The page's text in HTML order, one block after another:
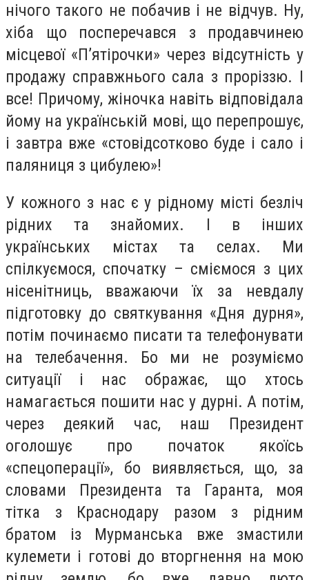
нічого такого не побачив і не відчув. Ну,
хіба що посперечався з продавчинею
місцевої «П’ятірочки» через відсутність у
продажу справжнього сала з проріззю. І
все! Причому, жіночка навіть відповідала
йому на українській мові, що перепрошує,
і завтра вже «стовідсотково буде і сало і
паляниця з цибулею»!
У кожного з нас є у рідному місті безліч
рідних та знайомих. І в інших
українських містах та селах. Ми
спілкуємося, спочатку – сміємося з цих
нісенітниць, вважаючи їх за невдалу
підготовку до святкування «Дня дурня»,
потім починаємо писати та телефонувати
на телебачення. Бо ми не розуміємо
ситуації і нас ображає, що хтось
намагається пошити нас у дурні. А потім,
через деякий час, наш Президент
оголошує про початок якоїсь
«спецоперації», бо виявляється, що, за
словами Президента та Гаранта, моя
тітка з Краснодару разом з рідним
братом із Мурманська вже змастили
кулемети і готові до вторгнення на мою